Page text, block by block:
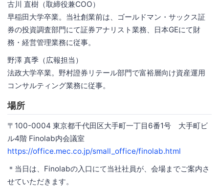
古川 直樹（取締役兼COO）
早稲田大学卒業。当社創業前は、ゴールドマン・サックス証
券の投資調査部門にて証券アナリスト業務、日本GEにて財
務・経営管理業務に従事。
野澤 真季（広報担当）
法政大学卒業。野村證券リテール部門で富裕層向け資産運用
コンサルティング業務に従事。
場所
〒100-0004 東京都千代田区大手町一丁目6番1号 大手町ビ
ル4階 Finolab内会議室
https://office.mec.co.jp/small_office/finolab.html
＊当日は、Finolabの入口にて当社社員が、会場までご案内さ
せていただきます。